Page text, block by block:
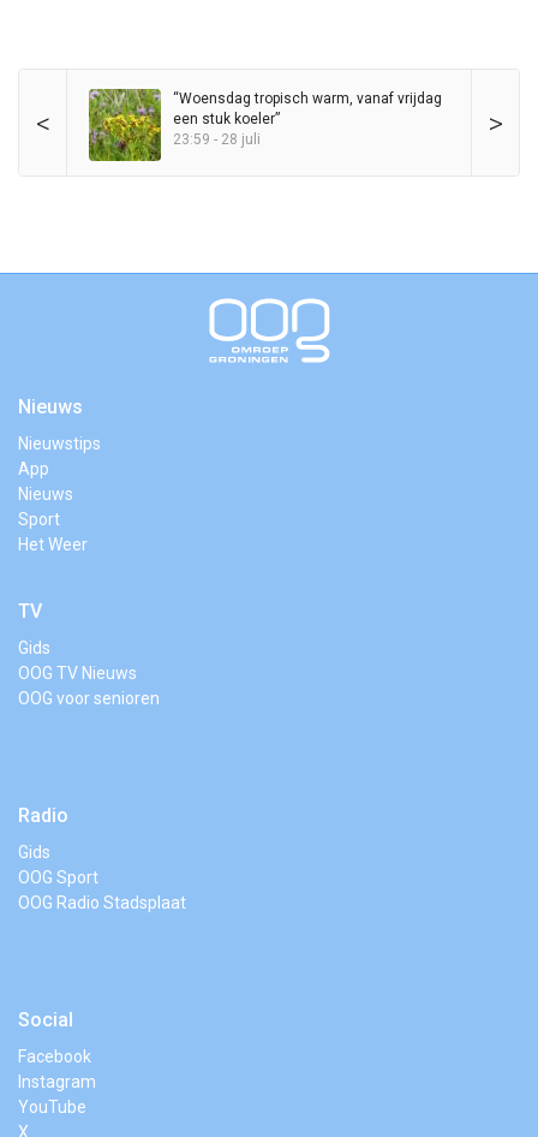
< >
“Woensdag tropisch warm, vanaf vrijdag
een stuk koeler”
23:59 - 28 juli
Nieuws
Nieuwstips
App
Nieuws
Sport
Het Weer
TV
Gids
OOG TV Nieuws
OOG voor senioren
Radio
Gids
OOG Sport
OOG Radio Stadsplaat
Social
Facebook
Instagram
YouTube
X